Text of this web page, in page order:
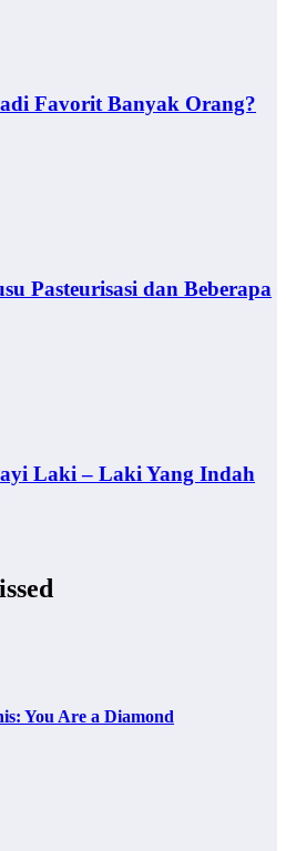
Favorit Banyak Orang?
Pasteurisasi dan Beberapa
Laki – Laki Yang Indah
You Are a Diamond